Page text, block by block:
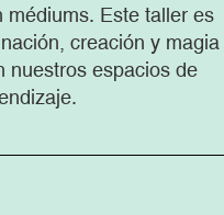
médiums. Este taller es
creación y magia
nuestros espacios de